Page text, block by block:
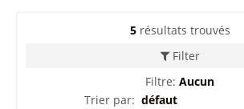
5résultats trouvés
Filter
Filtre: Aucun
Trier par: